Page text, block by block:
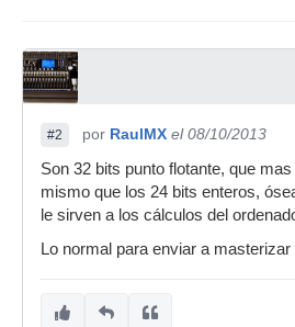
#2 por RaulMX el 08/10/2013
Son 32 bits punto flotante, que
mismo que los 24 bits enteros,
le sirven a los cálculos del
Lo normal para enviar a